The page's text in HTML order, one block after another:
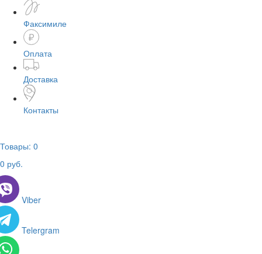
Факсимиле
Оплата
Доставка
Контакты
Товары: 0
0 руб.
Viber
Telergram